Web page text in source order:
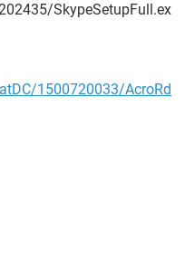
SkypeSetupFull.ex
1500720033/AcroRd